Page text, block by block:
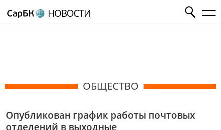
НОВОСТИ
ОБЩЕСТВО
Опубликован график работы почтовых
отделений в выходные